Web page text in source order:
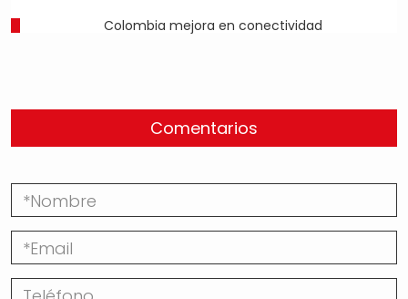
Colombia mejora en conectividad
Comentarios